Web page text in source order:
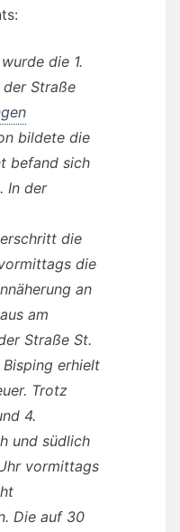
die 1.
Straße
bildete die
befand sich
In der
die
die
an
am
Straße St.
erhielt
Trotz
4.
und südlich
vormittags
Die auf 30